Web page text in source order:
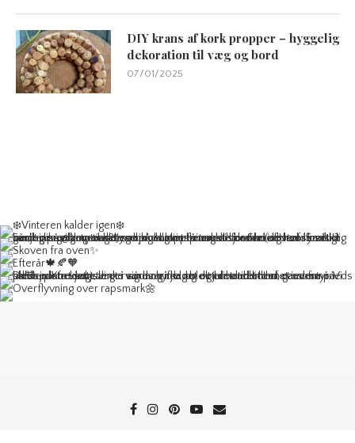
DIY krans af kork propper – hyggelig
dekoration til væg og bord
07/01/2025